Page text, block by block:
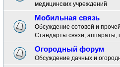
медицинских учреждений
Мобильная связь
Обсуждение сотовой и
Стандарты связи, аппараты,
Огородный форум
Обсуждение дачных и